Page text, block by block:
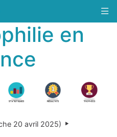
en
20 avril 2025)